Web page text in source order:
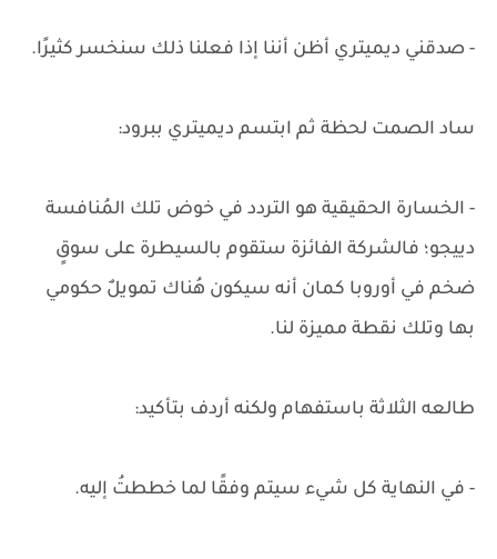
- صدقني ديميتري أظن أننا إذا فعلنا ذلك سنخسر كثيرًا.
ساد الصمت لحظة ثم ابتسم ديميتري ببرود:
- الخسارة الحقيقية هو التردد في خوض تلك المُنافسة
دييجو؛ فالشركة الفائزة ستقوم بالسيطرة على سوقٍ
ضخم في أوروبا كمان أنه سيكون هُناك تمويلٌ حكومي
بها وتلك نقطة مميزة لنا.
طالعه الثلاثة باستفهام ولكنه أردف بتأكيد:
- في النهاية كل شيء سيتم وفقًا لما خططتُ إليه.